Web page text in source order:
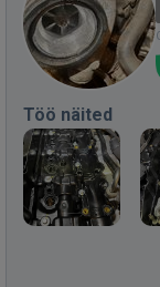
Töö näited